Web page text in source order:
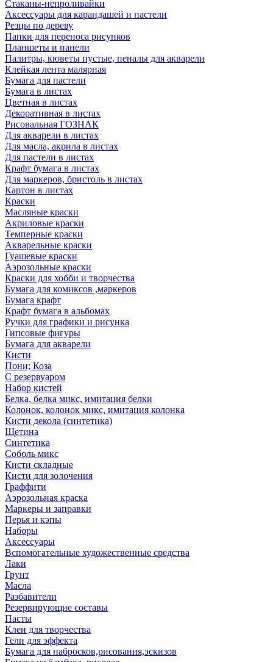
Стаканы-непроливайки
Аксессуары для карандашей и пастели
Резцы по дереву
Папки для переноса рисунков
Планшеты и панели
Палитры, кюветы пустые, пеналы для акварели
Клейкая лента малярная
Бумага для пастели
Бумага в листах
Цветная в листах
Декоративная в листах
Рисовальная ГОЗНАК
Для акварели в листах
Для масла, акрила в листах
Для пастели в листах
Крафт бумага в листах
Для маркеров, бристоль в листах
Картон в листах
Краски
Масляные краски
Акриловые краски
Темперные краски
Акварельные краски
Гуашевые краски
Аэрозольные краски
Краски для хобби и творчества
Бумага для комиксов ,маркеров
Бумага крафт
Крафт бумага в альбомах
Ручки для графики и рисунка
Гипсовые фигуры
Бумага для акварели
Кисти
Пони; Коза
С резервуаром
Набор кистей
Белка, белка микс, имитация белки
Колонок, колонок микс, имитация колонка
Кисти декола (синтетика)
Щетина
Синтетика
Соболь микс
Кисти складные
Кисти для золочения
Граффити
Аэрозольная краска
Маркеры и заправки
Перья и кэпы
Наборы
Аксессуары
Вспомогательные художественные средства
Лаки
Грунт
Масла
Разбавители
Резервирующие составы
Пасты
Клеи для творчества
Гели для эффекта
Бумага для набросков,рисования,эскизов